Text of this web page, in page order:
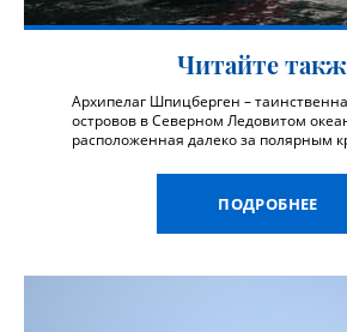
Читайте
Архипелаг Шпицберген –
островов в Северном Ледовитом
расположенная далеко за полярным
ПОДРОБНЕЕ